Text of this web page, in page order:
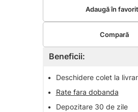
Beneficii:
•
Deschidere colet la
•
Rate fara dobanda
•
Depozitare 30 de zile
Adaugă în
Compară